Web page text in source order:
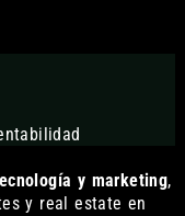
y marketing,
y real estate en